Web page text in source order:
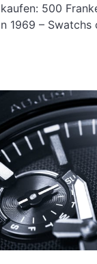
500
1969 –